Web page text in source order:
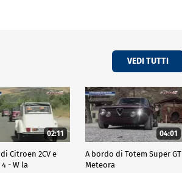
VEDI TUTTI
02:11
Citroen 2CV e
- W la
04:01
A bordo di Totem Super GT
Meteora